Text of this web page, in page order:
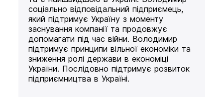
соціально відповідальний підприємець,
який підтримує Україну з моменту
заснування компанії та продовжує
допомагати під час війни. Володимир
підтримує принципи вільної економіки та
зниження ролі держави в економіці
України. Послідовно підтримує розвиток
підприємництва в Україні.